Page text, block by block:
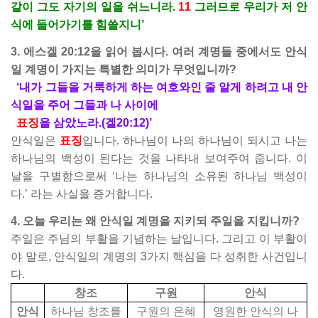
같이 그도 자기의 일을 쉬느니라. 11 그러므로 우리가 저 안
식에 들어가기를 힘쓸지니’
3. 에스겔 20:12을 읽어 봅시다. 여러 계명들 중에서도 안식
일 계명이 가지는 특별한 의미가 무엇입니까?
‘내가 그들을 거룩하게 하는 여호와인 줄 알게 하려고 내 안
식일을 주어 그들과 나 사이에
표징을 삼았노라.(겔20:12)’
안식일은 표징입니다. 하나님이 나의 하나님이 되시고 나는
하나님의 백성이 된다는 것을 나타내 보여주여 줍니다. 이
날을 구별함으로써 ‘나는 하나님의 소유된 하나님 백성이
다.’ 라는 사실을 증거합니다.
4. 오늘 우리는 왜 안식일 계명을 지키되 주일을 지킵니까?
주일은 주님의 부활을 기념하는 날입니다. 그리고 이 부활이
야 말로, 안식일의 계명의 3가지 핵심을 다 성취한 사건입니
다.
창조
구원
안식
안식
하나님 창조를
구원의 은혜
영원한 안식의 나